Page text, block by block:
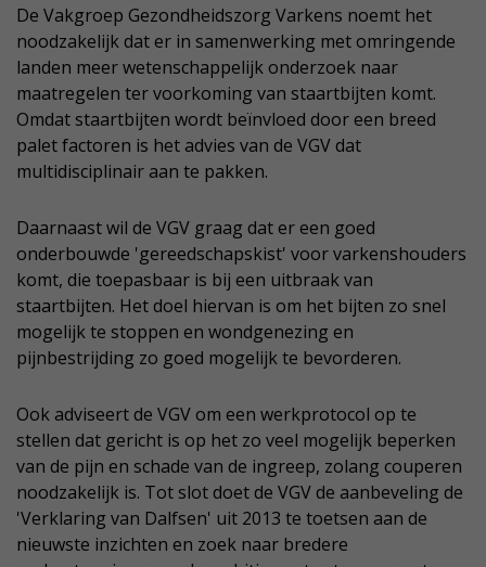
De Vakgroep Gezondheidszorg Varkens noemt het
noodzakelijk dat er in samenwerking met omringende
landen meer wetenschappelijk onderzoek naar
maatregelen ter voorkoming van staartbijten komt.
Omdat staartbijten wordt beïnvloed door een breed
palet factoren is het advies van de VGV dat
multidisciplinair aan te pakken.
Daarnaast wil de VGV graag dat er een goed
onderbouwde 'gereedschapskist' voor varkenshouders
komt, die toepasbaar is bij een uitbraak van
staartbijten. Het doel hiervan is om het bijten zo snel
mogelijk te stoppen en wondgenezing en
pijnbestrijding zo goed mogelijk te bevorderen.
Ook adviseert de VGV om een werkprotocol op te
stellen dat gericht is op het zo veel mogelijk beperken
van de pijn en schade van de ingreep, zolang couperen
noodzakelijk is. Tot slot doet de VGV de aanbeveling de
'Verklaring van Dalfsen' uit 2013 te toetsen aan de
nieuwste inzichten en zoek naar bredere